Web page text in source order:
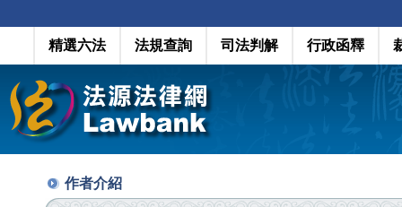
精選六法 法規查詢 司法判解 行政函釋
作者介紹